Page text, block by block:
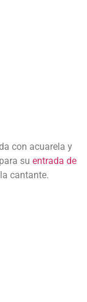
con acuarela y
para su entrada de
cantante.